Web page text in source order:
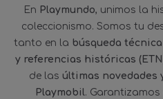
En Playmundo, unimos la
coleccionismo. Somos tu
tanto en la búsqueda
y referencias históricas
de las últimas novedades
Playmobil. Garantizamos